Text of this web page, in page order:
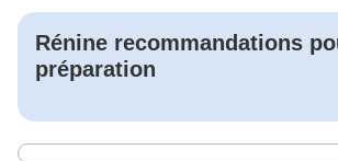
Rénine recommandations
préparation